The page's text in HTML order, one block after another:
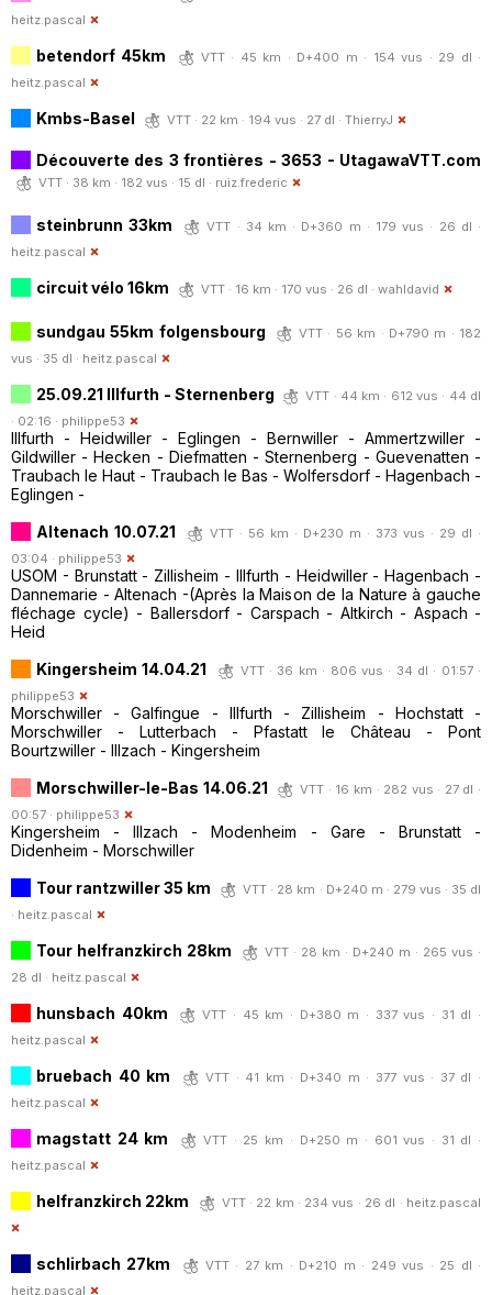
heitz.pascal
betendorf 45km
VTT · 45 km · D+400 m · 154 vus · 29 dl ·
heitz.pascal
Kmbs-Basel VTT · 22 km · 194 vus · 27 dl · ThierryJ
Découverte des 3 frontières - 3653 - UtagawaVTT.com
VTT · 38 km · 182 vus · 15 dl · ruiz.frederic
steinbrunn 33km
VTT · 34 km · D+360 m · 179 vus · 26 dl ·
heitz.pascal
circuit vélo 16km VTT · 16 km · 170 vus · 26 dl · wahldavid
sundgau 55km folgensbourg
VTT · 56 km · D+790 m · 182
vus · 35 dl · heitz.pascal
25.09.21 Illfurth - Sternenberg
VTT · 44 km · 612 vus · 44 dl
· 02:16 · philippe53
Illfurth - Heidwiller - Eglingen - Bernwiller - Ammertzwiller -
Gildwiller - Hecken - Diefmatten - Sternenberg - Guevenatten -
Traubach le Haut - Traubach le Bas - Wolfersdorf - Hagenbach -
Eglingen -
Altenach 10.07.21
VTT · 56 km · D+230 m · 373 vus · 29 dl ·
03:04 · philippe53
USOM - Brunstatt - Zillisheim - Illfurth - Heidwiller - Hagenbach -
Dannemarie - Altenach -(Après la Maison de la Nature à gauche
fléchage cycle) - Ballersdorf - Carspach - Altkirch - Aspach -
Heid
Kingersheim 14.04.21
VTT · 36 km · 806 vus · 34 dl · 01:57 ·
philippe53
Morschwiller - Galfingue - Illfurth - Zillisheim - Hochstatt -
Morschwiller - Lutterbach - Pfastatt le Château - Pont
Bourtzwiller - Illzach - Kingersheim
Morschwiller-le-Bas 14.06.21
VTT · 16 km · 282 vus · 27 dl ·
00:57 · philippe53
Kingersheim - Illzach - Modenheim - Gare - Brunstatt -
Didenheim - Morschwiller
Tour rantzwiller 35 km
VTT · 28 km · D+240 m · 279 vus · 35 dl
· heitz.pascal
Tour helfranzkirch 28km
VTT · 28 km · D+240 m · 265 vus ·
28 dl · heitz.pascal
hunsbach 40km
VTT · 45 km · D+380 m · 337 vus · 31 dl ·
heitz.pascal
bruebach 40 km
VTT · 41 km · D+340 m · 377 vus · 37 dl ·
heitz.pascal
magstatt 24 km
VTT · 25 km · D+250 m · 601 vus · 31 dl ·
heitz.pascal
helfranzkirch 22km VTT · 22 km · 234 vus · 26 dl · heitz.pascal
schlirbach 27km
VTT · 27 km · D+210 m · 249 vus · 25 dl ·
heitz.pascal